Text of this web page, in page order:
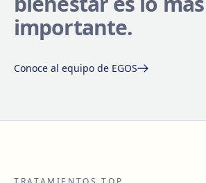
importante.
Conoce al equipo de EGOS